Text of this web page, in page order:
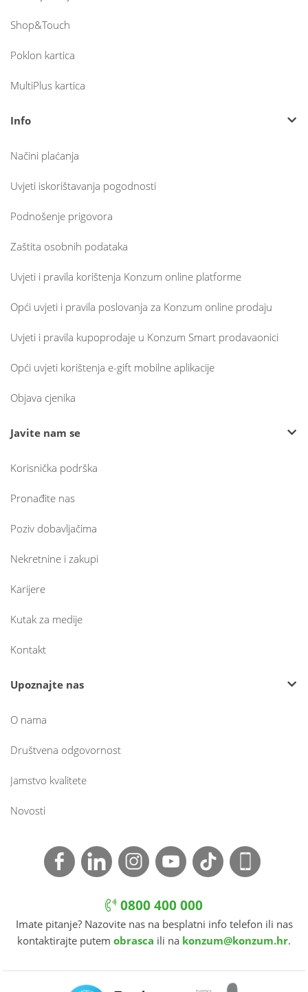
Shop&Touch
Poklon kartica
MultiPlus kartica
Info
Načini plaćanja
Uvjeti iskorištavanja pogodnosti
Podnošenje prigovora
Zaštita osobnih podataka
Uvjeti i pravila korištenja Konzum online platforme
Opći uvjeti i pravila poslovanja za Konzum online prodaju
Uvjeti i pravila kupoprodaje u Konzum Smart prodavaonici
Opći uvjeti korištenja e-gift mobilne aplikacije
Objava cjenika
Javite nam se
Korisnička podrška
Pronađite nas
Poziv dobavljačima
Nekretnine i zakupi
Karijere
Kutak za medije
Kontakt
Upoznajte nas
O nama
Društvena odgovornost
Jamstvo kvalitete
Novosti
0800 400 000
Imate pitanje? Nazovite nas na besplatni info telefon ili nas
kontaktirajte putem obrasca ili na konzum@konzum.hr.